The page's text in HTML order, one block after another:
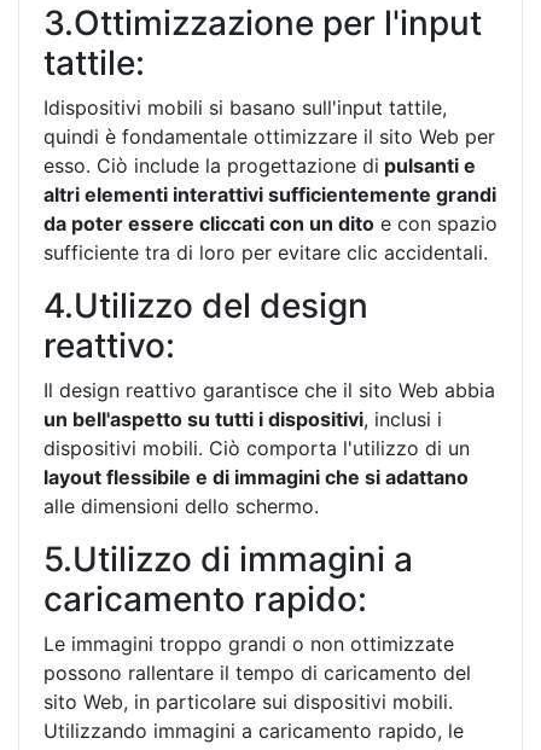
3.Ottimizzazione per l'input
tattile:
Idispositivi mobili si basano sull'input tattile,
quindi è fondamentale ottimizzare il sito Web per
esso. Ciò include la progettazione di pulsanti e
altri elementi interattivi sufficientemente grandi
da poter essere cliccati con un dito e con spazio
sufficiente tra di loro per evitare clic accidentali.
4.Utilizzo del design
reattivo:
Il design reattivo garantisce che il sito Web abbia
un bell'aspetto su tutti i dispositivi, inclusi i
dispositivi mobili. Ciò comporta l'utilizzo di un
layout flessibile e di immagini che si adattano
alle dimensioni dello schermo.
5.Utilizzo di immagini a
caricamento rapido:
Le immagini troppo grandi o non ottimizzate
possono rallentare il tempo di caricamento del
sito Web, in particolare sui dispositivi mobili.
Utilizzando immagini a caricamento rapido, le